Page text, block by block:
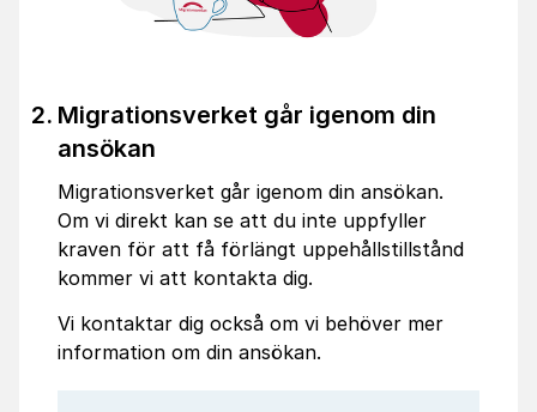
Migrationsverket går igenom din
ansökan
Migrationsverket går igenom din ansökan.
Om vi direkt kan se att du inte uppfyller
kraven för att få förlängt uppehållstillstånd
kommer vi att kontakta dig.
Vi kontaktar dig också om vi behöver mer
information om din ansökan.